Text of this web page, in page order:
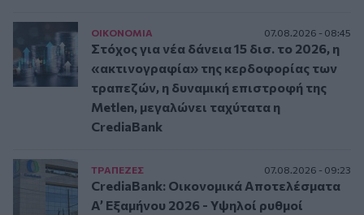
ΟΙΚΟΝΟΜΙΑ 07.08.2026 - 08:45
Στόχος για νέα δάνεια 15 δισ. το 2026, η
«ακτινογραφία» της κερδοφορίας των
τραπεζών, η δυναμική επιστροφή της
Metlen, μεγαλώνει ταχύτατα η
CrediaBank
ΤΡAΠΕΖΕΣ 07.08.2026 - 09:23
CrediaBank: Οικονομικά Αποτελέσματα
A’ Εξαμήνου 2026 - Υψηλοί ρυθμοί